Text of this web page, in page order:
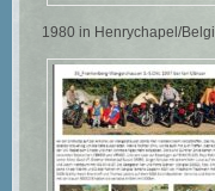
1980 in Henrychapel/